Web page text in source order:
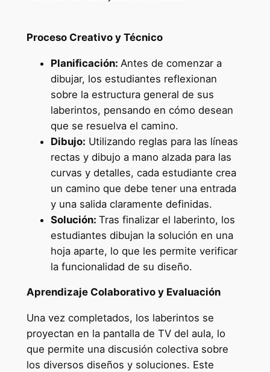
Proceso Creativo y Técnico
Planificación: Antes de comenzar a
dibujar, los estudiantes reflexionan
sobre la estructura general de sus
laberintos, pensando en cómo desean
que se resuelva el camino.
Dibujo: Utilizando reglas para las líneas
rectas y dibujo a mano alzada para las
curvas y detalles, cada estudiante crea
un camino que debe tener una entrada
y una salida claramente definidas.
Solución: Tras finalizar el laberinto, los
estudiantes dibujan la solución en una
hoja aparte, lo que les permite verificar
la funcionalidad de su diseño.
Aprendizaje Colaborativo y Evaluación
Una vez completados, los laberintos se
proyectan en la pantalla de TV del aula, lo
que permite una discusión colectiva sobre
los diversos diseños y soluciones. Este